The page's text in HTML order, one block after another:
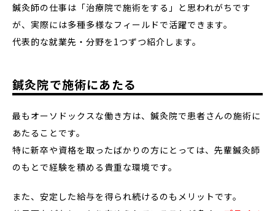
鍼灸師の仕事は「治療院で施術をする」と思われがちです
が、実際には多種多様なフィールドで活躍できます。
代表的な就業先・分野を1つずつ紹介します。
鍼灸院で施術にあたる
最もオーソドックスな働き方は、鍼灸院で患者さんの施術に
あたることです。
特に新卒や資格を取ったばかりの方にとっては、先輩鍼灸師
のもとで経験を積める貴重な環境です。
また、安定した給与を得られ続けるのもメリットです。